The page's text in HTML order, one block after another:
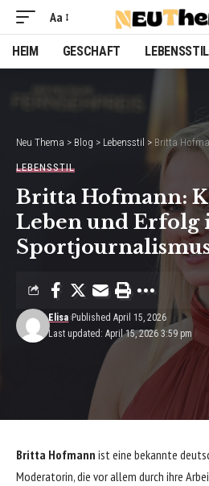
Font
Resizer
Aa
HEIM GESCHAFT LEBENSSTIL
Neu Thema > Blog > Lebensstil > Britta Hofmann:
LEBENSSTIL
Britta Hofmann:
Leben und Erfolg
Last updated: April 15, 2026 3:59 pm
Elisa Published April 15, 2026
Britta Hofmann ist eine bekannte
Moderatorin, die vor allem durch ihre